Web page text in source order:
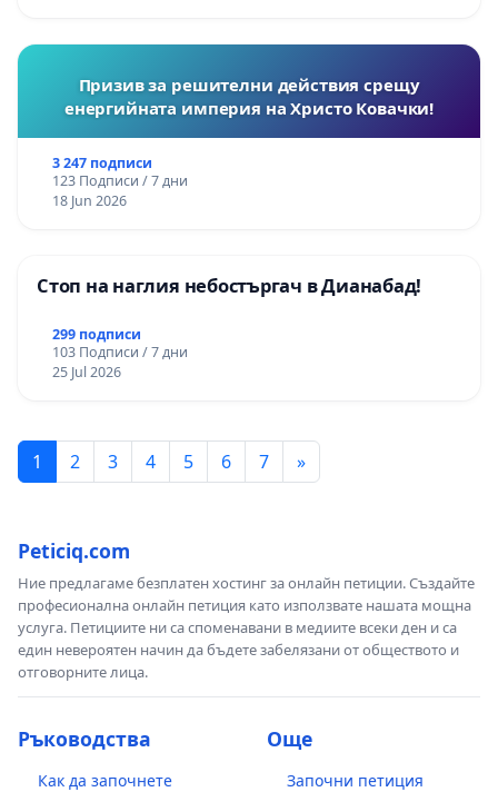
Призив за решителни действия срещу
енергийната империя на Христо Ковачки!
3 247 подписи
123 Подписи / 7 дни
18 Jun 2026
Стоп на наглия небостъргач в Дианабад!
299 подписи
103 Подписи / 7 дни
25 Jul 2026
1 2 3 4 5 6 7 »
Peticiq.com
Ние предлагаме безплатен хостинг за онлайн петиции. Създайте
професионална онлайн петиция като използвате нашата мощна
услуга. Петициите ни са споменавани в медиите всеки ден и са
един невероятен начин да бъдете забелязани от обществото и
отговорните лица.
Ръководства
Как да започнете
Още
Започни петиция